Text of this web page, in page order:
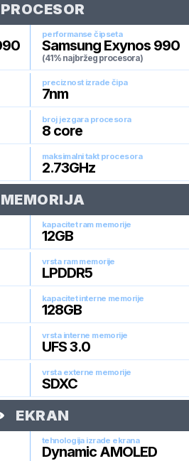
PROCESOR
performanse čipseta
Samsung Exynos 990
(41% najbržeg procesora)
preciznost izrade čipa
7nm
broj jezgara procesora
8 core
maksimalni takt procesora
2.73GHz
MEMORIJA
kapacitet ram memorije
12GB
vrsta ram memorije
LPDDR5
kapacitet interne memorije
128GB
vrsta interne memorije
UFS 3.0
vrsta externe memorije
SDXC
EKRAN
tehnologija izrade ekrana
Dynamic AMOLED